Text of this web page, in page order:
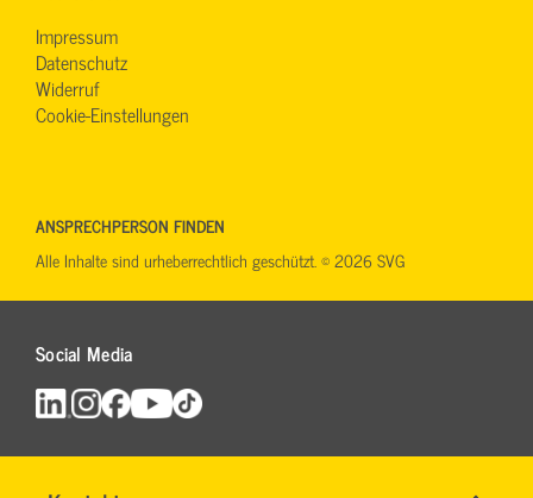
Impressum
Datenschutz
Widerruf
Cookie-Einstellungen
Social Media
ANSPRECHPERSON FINDEN
Alle Inhalte sind urheberrechtlich geschützt. © 2026 SVG